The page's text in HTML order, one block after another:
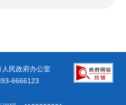
民政府办公室
6666123